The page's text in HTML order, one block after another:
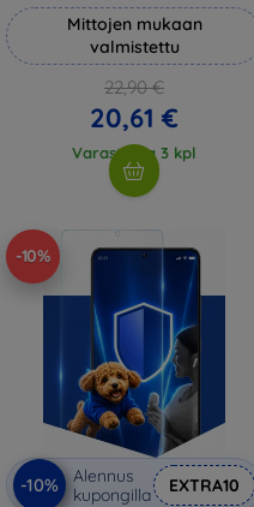
Mittojen mukaan
valmistettu
22,90 €
20,61 €
Varastossa 3 kpl
-10%
-10%
Alennus
kupongilla
EXTRA10